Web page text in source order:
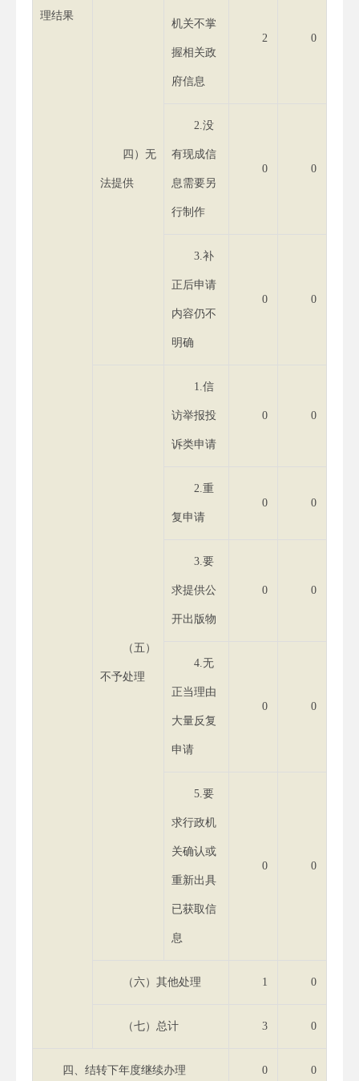
理结果
四）无
法提供
机关不掌
握相关政
府信息
2 0
2.没
有现成信
息需要另
行制作
0 0
3.补
正后申请
内容仍不
明确
0 0
（五）
不予处理
1.信
访举报投
诉类申请
0 0
2.重
复申请
0 0
3.要
求提供公
开出版物
0 0
4.无
正当理由
大量反复
申请
0 0
5.要
求行政机
关确认或
重新出具
已获取信
息
0 0
（六）其他处理 1 0
（七）总计 3 0
四、结转下年度继续办理 0 0